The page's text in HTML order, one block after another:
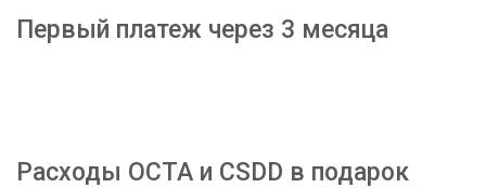
Первый платеж через 3 месяца
Расходы OCTA и CSDD в подарок